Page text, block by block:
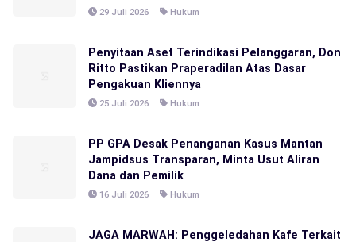
29 Juli 2026 Hukum
Penyitaan Aset Terindikasi Pelanggaran, Don
Ritto Pastikan Praperadilan Atas Dasar
Pengakuan Kliennya
25 Juli 2026 Hukum
PP GPA Desak Penanganan Kasus Mantan
Jampidsus Transparan, Minta Usut Aliran
Dana dan Pemilik
16 Juli 2026 Hukum
JAGA MARWAH: Penggeledahan Kafe Terkait